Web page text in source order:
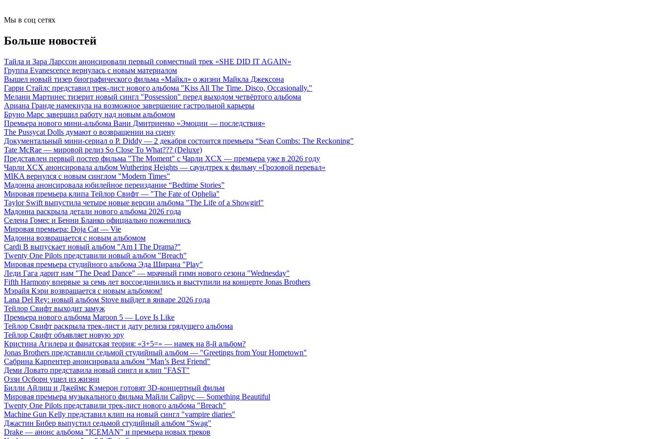
Мы в соц сетях
Больше новостей
Тайла и Зара Ларссон анонсировали первый совместный трек «SHE DID IT AGAIN»
Группа Evanescence вернулась с новым материалом
Вышел новый тизер биографического фильма «Майкл» о жизни Майкла Джексона
Гарри Стайлс представил трек-лист нового альбома "Kiss All The Time. Disco, Occasionally."
Мелани Мартинес тизерит новый сингл "Possession" перед выходом четвёртого альбома
Ариана Гранде намекнула на возможное завершение гастрольной карьеры
Бруно Марс завершил работу над новым альбомом
Премьера нового мини-альбома Вани Дмитриенко «Эмоции — последствия»
The Pussycat Dolls думают о возвращении на сцену
Документальный мини-сериал о P. Diddy — 2 декабря состоится премьера “Sean Combs: The Reckoning”
Tate McRae — мировой релиз So Close To What??? (Deluxe)
Представлен первый постер фильма "The Moment" с Чарли XCX — премьера уже в 2026 году
Чарли XCX анонсировала альбом Wuthering Heights — саундтрек к фильму «Грозовой перевал»
MIKA вернулся с новым синглом "Modern Times"
Мадонна анонсировала юбилейное переиздание “Bedtime Stories”
Мировая премьера клипа Тейлор Свифт — "The Fate of Ophelia"
Taylor Swift выпустила четыре новые версии альбома "The Life of a Showgirl"
Мадонна раскрыла детали нового альбома 2026 года
Селена Гомес и Бенни Бланко официально поженились
Мировая премьера: Doja Cat — Vie
Мадонна возвращается с новым альбомом
Cardi B выпускает новый альбом "Am I The Drama?"
Twenty One Pilots представили новый альбом "Breach"
Мировая премьера студийного альбома Эда Ширана "Play"
Леди Гага дарит нам "The Dead Dance" — мрачный гимн нового сезона "Wednesday"
Fifth Harmony впервые за семь лет воссоединились и выступили на концерте Jonas Brothers
Мэрайя Кэри возвращается с новым альбомом!
Lana Del Rey: новый альбом Stove выйдет в январе 2026 года
Тейлор Свифт выходит замуж
Премьера нового альбома Maroon 5 — Love Is Like
Тейлор Свифт раскрыла трек-лист и дату релиза грядущего альбома
Тейлор Свифт объявляет новую эру
Кристина Агилера и фанатская теория: «3+5=» — намек на 8-й альбом?
Jonas Brothers представили седьмой студийный альбом — "Greetings from Your Hometown"
Сабрина Карпентер анонсировала альбом "Man’s Best Friend"
Деми Ловато представила новый сингл и клип "FAST"
Оззи Осборн ушел из жизни
Билли Айлиш и Джеймс Кэмерон готовят 3D-концертный фильм
Мировая премьера музыкального фильма Майли Сайрус — Something Beautiful
Twenty One Pilots представили трек-лист нового альбома "Breach"
Machine Gun Kelly представил клип на новый сингл "vampire diaries"
Джастин Бибер выпустил седьмой студийный альбом "Swag"
Drake — анонс альбома "ICEMAN" и премьера новых треков